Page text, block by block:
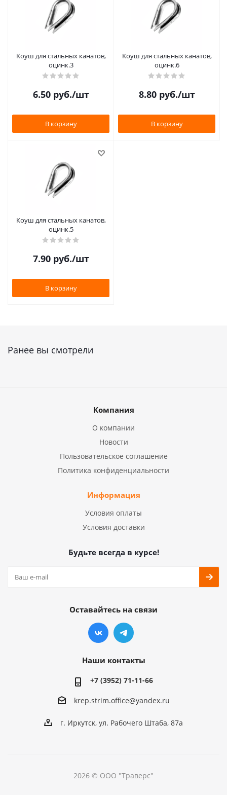
Коуш для стальных канатов,
оцинк.3
6.50руб./шт
В корзину
Коуш для стальных канатов,
оцинк.6
8.80руб./шт
В корзину
Коуш для стальных канатов,
оцинк.5
7.90руб./шт
В корзину
Ранее вы смотрели
Компания
О компании
Новости
Пользовательское соглашение
Политика конфиденциальности
Информация
Условия оплаты
Условия доставки
Будьте всегда в курсе!
Оставайтесь на связи
Наши контакты
+7 (3952) 71-11-66
krep.strim.office@yandex.ru
г. Иркутск, ул. Рабочего Штаба, 87а
2026 © ООО "Траверс"